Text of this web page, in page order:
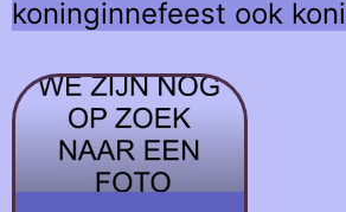
koninginnefeest ook